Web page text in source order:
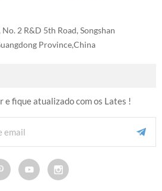
2 R&D 5th Road, Songshan
Province,China
e fique atualizado com os Lates !